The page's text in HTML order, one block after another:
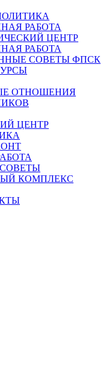
РАБОТА
ЦЕНТР
РАБОТА
СОВЕТЫ ФПСК
ОТНОШЕНИЯ
ЦЕНТР
КОМПЛЕКС